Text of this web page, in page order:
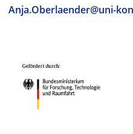
Anja.Oberlaender@uni-